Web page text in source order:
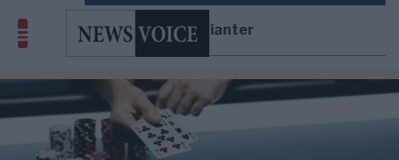
pokervarianter